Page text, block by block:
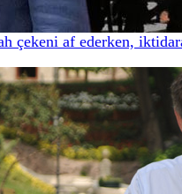
çekeni af ederken,